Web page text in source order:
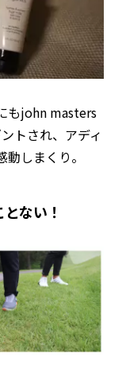
もjohn masters
トされ、アディ
しまくり。
ない！